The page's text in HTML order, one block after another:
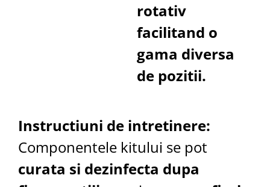
rotativ
facilitand o
gama diversa
de pozitii.
Instructiuni de intretinere:
Componentele kitului se pot
curata si dezinfecta dupa